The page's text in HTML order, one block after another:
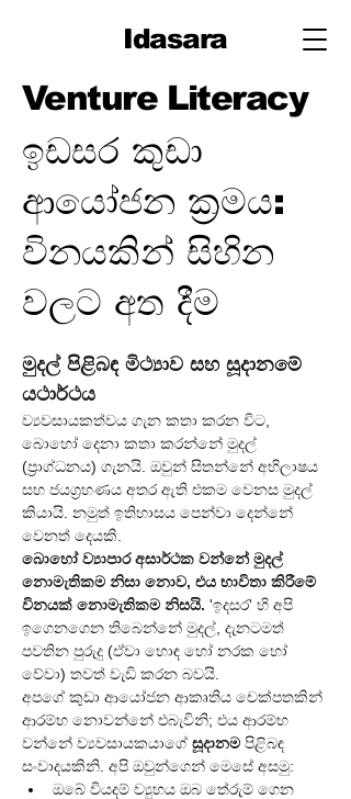
Idasara
Venture Literacy
ඉඩසර කුඩා
ආයෝජන ක්‍රමය:
විනයකින් සිහින
වලට අත දීම
මුදල් පිළිබඳ මිථ්‍යාව සහ සූදානමේ
යථාර්ථය
ව්‍යවසායකත්වය ගැන කතා කරන විට,
බොහෝ දෙනා කතා කරන්නේ මුදල්
(ප්‍රාග්ධනය) ගැනයි. ඔවුන් සිතන්නේ අභිලාෂය
සහ ජයග්‍රහණය අතර ඇති එකම වෙනස මුදල්
කියායි. නමුත් ඉතිහාසය පෙන්වා දෙන්නේ
වෙනත් දෙයකි.
බොහෝ ව්‍යාපාර අසාර්ථක වන්නේ මුදල්
නොමැතිකම නිසා නොව, එය භාවිතා කිරීමේ
විනයක් නොමැතිකම නිසයි. 'ඉදසර' හි අපි
ඉගෙනගෙන තිබෙන්නේ මුදල්, දැනටමත්
පවතින පුරුදු (ඒවා හොඳ හෝ නරක හෝ
වේවා) තවත් වැඩි කරන බවයි.
අපගේ කුඩා ආයෝජන ආකෘතිය චෙක්පතකින්
ආරම්භ නොවන්නේ එබැවිනි; එය ආරම්භ
වන්නේ ව්‍යවසායකයාගේ සූදානම පිළිබඳ
සංවාදයකිනි. අපි ඔවුන්ගෙන් මෙසේ අසමු:
ඔබේ වියදම් ව්‍යුහය ඔබ තේරුම් ගෙන